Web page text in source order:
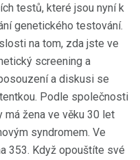
testů, které jsou nyní k
genetického testování.
na tom, zda jste ve
screening a
a diskusi se
Podle společnosti
má žena ve věku 30 let
syndromem. Ve
353. Když opouštíte své